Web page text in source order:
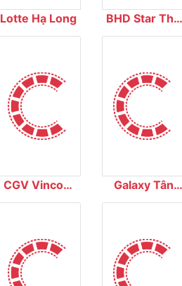
Lotte Hạ Long
BHD Star The
Garden
CGV Vincom
Thái Nguyên
Galaxy Tân
Bình